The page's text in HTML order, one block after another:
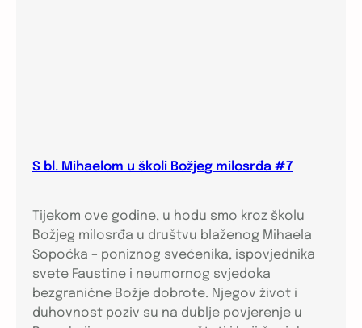
S bl. Mihaelom u školi Božjeg milosrđa #7
Tijekom ove godine, u hodu smo kroz školu
Božjeg milosrđa u društvu blaženog Mihaela
Sopoćka – poniznog svećenika, ispovjednika
svete Faustine i neumornog svjedoka
bezgranične Božje dobrote. Njegov život i
duhovnost poziv su na dublje povjerenje u